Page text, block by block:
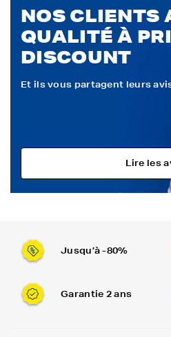
NOS CLIENTS
QUALITÉ À
DISCOUNT
Et ils vous partagent leurs
Lire les
Jusqu’à -80%
Garantie 2 ans